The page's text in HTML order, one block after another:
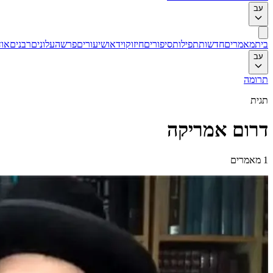
עב
ביתמאמריםחדשותתפילותסיפוריםחיזוקוידאושיעוריםפרשהעלוניםרבנים
עב
תרומה
תגית
דרום אמריקה
1 מאמרים